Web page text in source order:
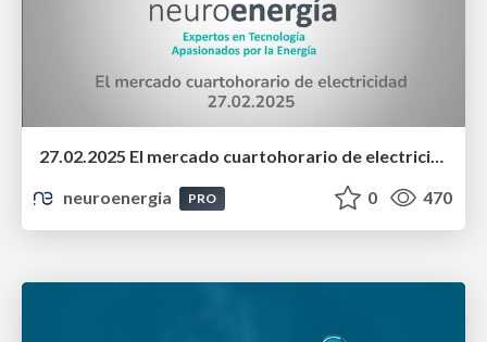
27.02.2025 El mercado cuartohorario de electricidad
neuroenergia
PRO 0 470